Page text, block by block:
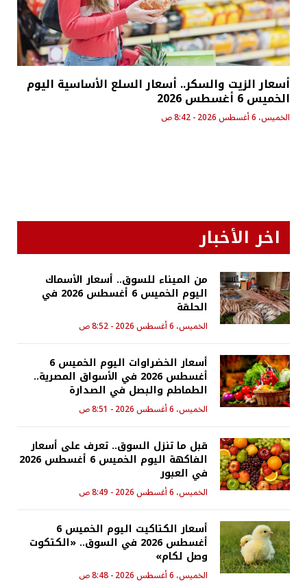
أسعار الزيت والسكر.. أسعار السلع الأساسية اليوم
الخميس 6 أغسطس 2026
الخميس، 6 أغسطس 2026 - 8:42 ص
اخر الأخبار
من الميناء للسوق.. أسعار الأسماك
اليوم الخميس 6 أغسطس 2026 في
الحلقة
الخميس، 6 أغسطس 2026 - 8:52 ص
أسعار الخضراوات اليوم الخميس 6
أغسطس 2026 في الأسواق المصرية..
الطماطم والبصل في الصدارة
الخميس، 6 أغسطس 2026 - 8:51 ص
قبل ما تنزل السوق.. تعرف على أسعار
الفاكهة اليوم الخميس 6 أغسطس 2026
في العبور
الخميس، 6 أغسطس 2026 - 8:49 ص
أسعار الكتاكيت اليوم الخميس 6
أغسطس 2026 في السوق.. «الكتكوت
وصل لكام»
الخميس، 6 أغسطس 2026 - 8:48 ص